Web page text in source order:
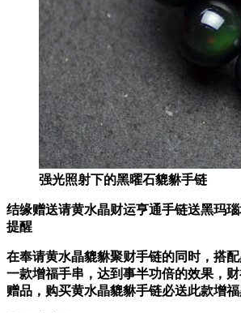
强光照射下的黑曜石貔貅手链
结缘赠送请黄水晶财运亨通手链送黑玛
提醒
在奉请黄水晶貔貅聚财手链的同时，搭
一款增福手串，达到事半功倍的效果，
赠品，购买黄水晶貔貅手链必送此款增福